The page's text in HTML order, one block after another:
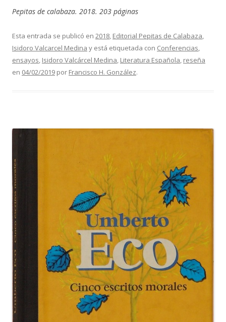
Pepitas de calabaza. 2018. 203 páginas
Esta entrada se publicó en 2018, Editorial Pepitas de Calabaza,
Isidoro Valcarcel Medina y está etiquetada con Conferencias,
ensayos, Isidoro Valcárcel Medina, Literatura Española, reseña
en 04/02/2019 por Francisco H. González.